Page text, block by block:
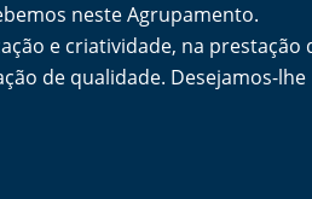
neste Agrupamento.
e criatividade, na prestação
de qualidade. Desejamos-lhe